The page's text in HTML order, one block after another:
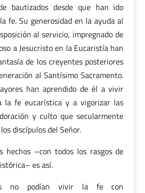
bautizados desde que han ido
fe. Su generosidad en la ayuda al
al servicio, impregnado de
a Jesucristo en la Eucaristía han
de los creyentes posteriores
al Santísimo Sacramento.
han aprendido de él a vivir
la fe eucarística y a vigorizar las
y culto que secularmente
discípulos del Señor.
hechos –con todos los rasgos de
es así.
no podían vivir la fe con